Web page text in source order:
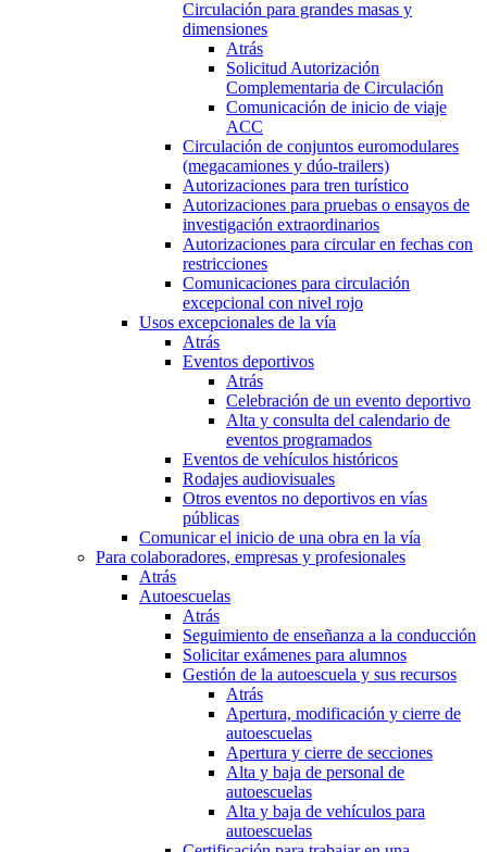
Circulación para grandes masas y
dimensiones
Atrás
Solicitud Autorización
Complementaria de Circulación
Comunicación de inicio de viaje
ACC
Circulación de conjuntos euromodulares
(megacamiones y dúo-trailers)
Autorizaciones para tren turístico
Autorizaciones para pruebas o ensayos de
investigación extraordinarios
Autorizaciones para circular en fechas con
restricciones
Comunicaciones para circulación
excepcional con nivel rojo
Usos excepcionales de la vía
Atrás
Eventos deportivos
Atrás
Celebración de un evento deportivo
Alta y consulta del calendario de
eventos programados
Eventos de vehículos históricos
Rodajes audiovisuales
Otros eventos no deportivos en vías
públicas
Comunicar el inicio de una obra en la vía
Para colaboradores, empresas y profesionales
Atrás
Autoescuelas
Atrás
Seguimiento de enseñanza a la conducción
Solicitar exámenes para alumnos
Gestión de la autoescuela y sus recursos
Atrás
Apertura, modificación y cierre de
autoescuelas
Apertura y cierre de secciones
Alta y baja de personal de
autoescuelas
Alta y baja de vehículos para
autoescuelas